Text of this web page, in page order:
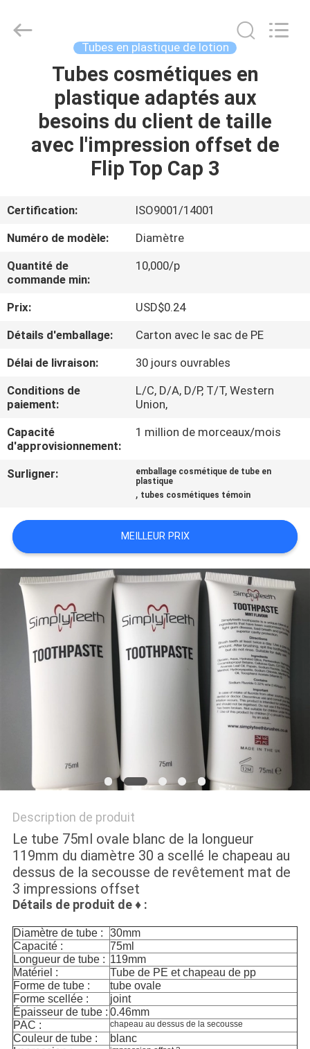
MAISON
PRODUITS
DE
NOUS
VISITE
D'USINE
CONTRÔLE
DE
QUALITÉ
CONTACTEZ-
NOUS
UNE
CITATION
COMPANY
NEWS
PLAN
SITE
POLICY
Copyright
Tubes en plastique de lotion
Tubes cosmétiques en
plastique adaptés aux
besoins du client de taille
avec l'impression offset de
Flip Top Cap 3
Certification:
ISO9001/14001
Numéro de modèle:
Diamètre
Quantité de
commande min:
10,000/p
Prix:
USD$0.24
Détails d'emballage:
Carton avec le sac de PE
Délai de livraison:
30 jours ouvrables
Conditions de
paiement:
L/C, D/A, D/P, T/T, Western
Union,
Capacité
d'approvisionnement:
1 million de morceaux/mois
Surligner:
emballage cosmétique de tube en
plastique
, tubes cosmétiques témoin
MEILLEUR PRIX
Description de produit
Le tube 75ml ovale blanc de la longueur
119mm du diamètre 30 a scellé le chapeau au
dessus de la secousse de revêtement mat de
3 impressions offset
Détails de produit de♦ :
Diamètre de tube :
30mm
Capacité :
75ml
Longueur de tube : 119mm
Matériel :
Tube de PE et chapeau de pp
Forme de tube :
tube ovale
Forme scellée :
joint
Épaisseur de tube : 0.46mm
PAC :
chapeau au dessus de la secousse
Couleur de tube :
blanc